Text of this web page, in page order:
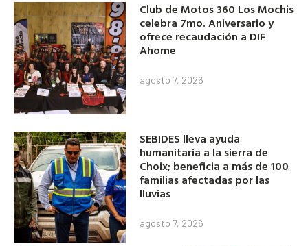
Club de Motos 360 Los Mochis
celebra 7mo. Aniversario y
ofrece recaudación a DIF
Ahome
agosto 7, 2026
SEBIDES lleva ayuda
humanitaria a la sierra de
Choix; beneficia a más de 100
familias afectadas por las
lluvias
agosto 7, 2026